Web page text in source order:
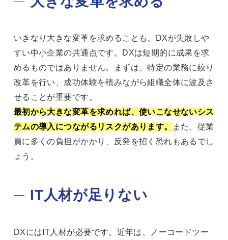
いきなり大きな変革を求めることも、DXが失敗しや
すい中小企業の共通点です。DXは短期的に成果を求
めるものではありません。まずは、特定の業務に絞り
改革を行い、成功体験を積みながら組織全体に波及さ
せることが重要です。
最初から大きな変革を求めれば、使いこなせないシス
テムの導入につながるリスクがあります。
また、従業
員に多くの負担がかかり、反発を招く恐れもあるでし
ょう。
IT人材が足りない
DXにはIT人材が必要です。近年は、ノーコードツー